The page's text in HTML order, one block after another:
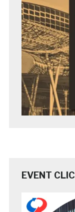
EVENT CLIC